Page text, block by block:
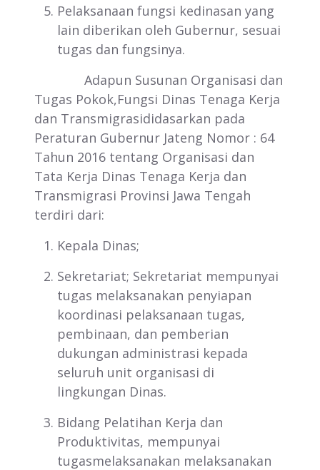
Pelaksanaan fungsi kedinasan yang
lain diberikan oleh Gubernur, sesuai
tugas dan fungsinya.
Adapun Susunan Organisasi dan
Tugas Pokok,Fungsi Dinas Tenaga Kerja
dan Transmigrasididasarkan pada
Peraturan Gubernur Jateng Nomor : 64
Tahun 2016 tentang Organisasi dan
Tata Kerja Dinas Tenaga Kerja dan
Transmigrasi Provinsi Jawa Tengah
terdiri dari:
Kepala Dinas;
Sekretariat; Sekretariat mempunyai
tugas melaksanakan penyiapan
koordinasi pelaksanaan tugas,
pembinaan, dan pemberian
dukungan administrasi kepada
seluruh unit organisasi di
lingkungan Dinas.
Bidang Pelatihan Kerja dan
Produktivitas, mempunyai
tugasmelaksanakan melaksanakan